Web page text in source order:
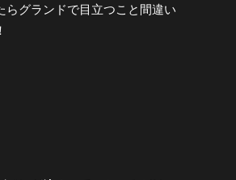
らグランドで目立つこと間違い